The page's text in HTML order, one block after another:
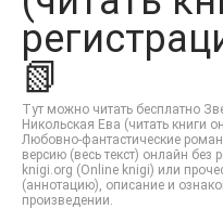
📗
Тут можно читать бесплатно
Никольская Ева (читать книги
Любовно-фантастические
версию (весь текст) онлайн без
knigi.org (Online knigi) или
(аннотацию), описание и
произведении.